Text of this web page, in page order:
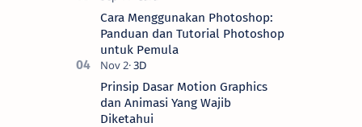
untuk
hasil
maksimal
Cara Menggunakan Photoshop:
Panduan dan Tutorial Photoshop
untuk Pemula
Prinsip Dasar Motion Graphics
dan Animasi Yang Wajib
Diketahui